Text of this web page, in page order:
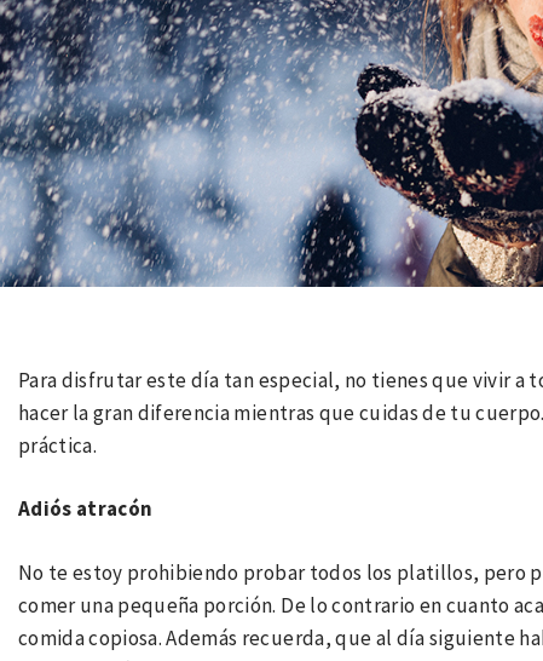
Para disfrutar este día tan especial, no tienes que vivir a
hacer la gran diferencia mientras que cuidas de tu
práctica.
Adiós atracón
No te estoy prohibiendo probar todos los platillos, pero
comer una pequeña porción. De lo contrario en cuanto
comida copiosa. Además recuerda, que al día siguiente